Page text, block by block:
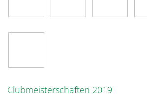
Clubmeisterschaften 2019